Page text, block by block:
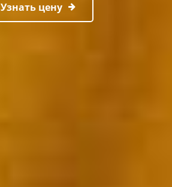
Узнать цену